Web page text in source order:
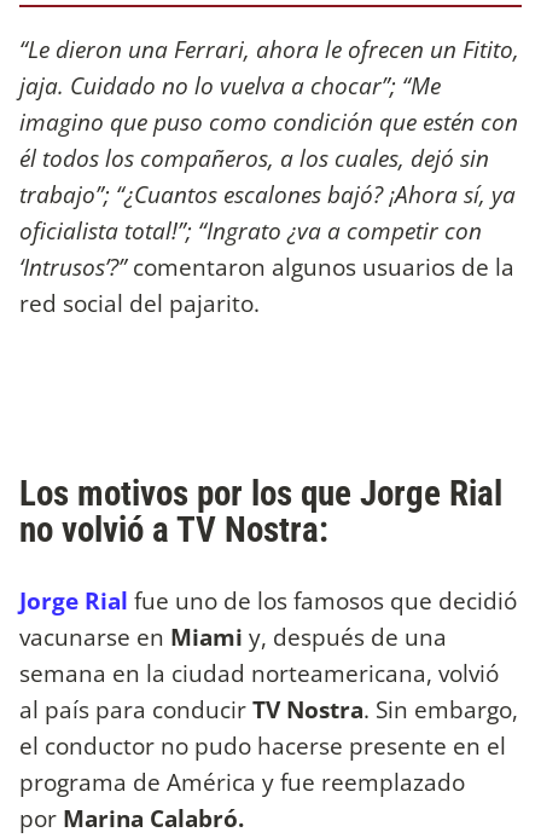
“Le dieron una Ferrari, ahora le ofrecen un Fitito,
jaja. Cuidado no lo vuelva a chocar”; “Me
imagino que puso como condición que estén con
él todos los compañeros, a los cuales, dejó sin
trabajo”; “¿Cuantos escalones bajó? ¡Ahora sí, ya
oficialista total!”; “Ingrato ¿va a competir con
‘Intrusos’?”comentaron algunos usuarios de la
red social del pajarito.
Los motivos por los que Jorge Rial
no volvió a TV Nostra:
Jorge Rial fue uno de los famosos que decidió
vacunarse en Miami y, después de una
semana en la ciudad norteamericana, volvió
al país para conducirTV Nostra. Sin embargo,
el conductor no pudo hacerse presente en el
programa de América y fue reemplazado
por Marina Calabró.